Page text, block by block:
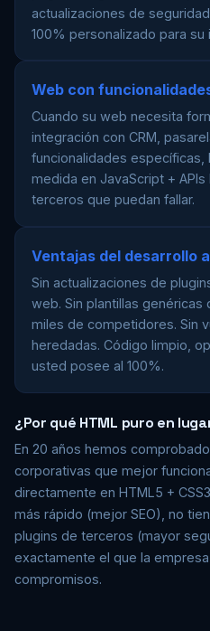
actualizaciones de
100% personalizado para su
Web con
Cuando su web necesita
integración con CRM,
funcionalidades específicas,
medida en JavaScript + APIs
terceros que puedan fallar.
Ventajas del desarrollo
Sin actualizaciones de
web. Sin plantillas genéricas
miles de competidores. Sin
heredadas. Código limpio,
usted posee al 100%.
¿Por qué HTML puro en
En 20 años hemos
corporativas que mejor
directamente en HTML5 +
más rápido (mejor SEO), no
plugins de terceros (mayor
exactamente el que la
compromisos.